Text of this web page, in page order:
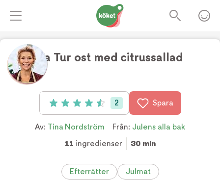
La Tur ost med citrussallad
Betyg: 4.5 av 5 (2 röster)
2 Spara
Av: Tina Nordström Från: Julens alla bak
11 ingredienser 30 min
Efterrätter Julmat